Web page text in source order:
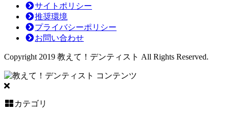
サイトポリシー
推奨環境
プライバシーポリシー
お問い合わせ
Copyright 2019 教えて！デンティスト All Rights Reserved.
コンテンツ
カテゴリ